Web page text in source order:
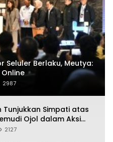
Seluler Berlaku, Meutya:
2987
Tunjukkan Simpati atas
Ojol dalam Aksi
2127